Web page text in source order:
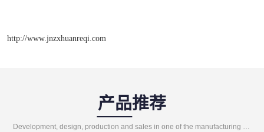
http://www.jnzxhuanreqi.com
产品推荐